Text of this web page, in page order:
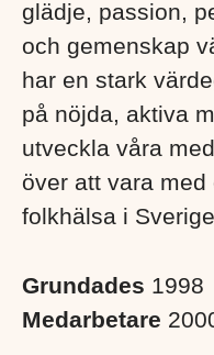
glädje, passion,
och gemenskap
har en stark
på nöjda, aktiva
utveckla våra
över att vara
folkhälsa i
Grundades 1998
Medarbetare